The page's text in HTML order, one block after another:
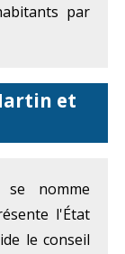
par
et
se nomme
l'État
le conseil